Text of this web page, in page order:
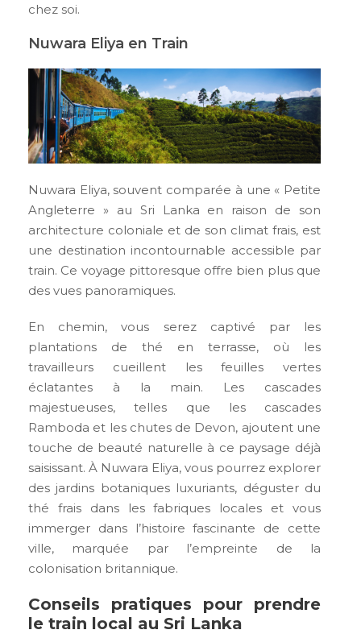
chez soi.
Nuwara Eliya en Train
Nuwara Eliya, souvent comparée à une « Petite
Angleterre » au Sri Lanka en raison de son
architecture coloniale et de son climat frais, est
une destination incontournable accessible par
train. Ce voyage pittoresque offre bien plus que
des vues panoramiques.
En chemin, vous serez captivé par les
plantations de thé en terrasse, où les
travailleurs cueillent les feuilles vertes
éclatantes à la main. Les cascades
majestueuses, telles que les cascades
Ramboda et les chutes de Devon, ajoutent une
touche de beauté naturelle à ce paysage déjà
saisissant. À Nuwara Eliya, vous pourrez explorer
des jardins botaniques luxuriants, déguster du
thé frais dans les fabriques locales et vous
immerger dans l’histoire fascinante de cette
ville, marquée par l’empreinte de la
colonisation britannique.
Conseils pratiques pour prendre
le train local au Sri Lanka